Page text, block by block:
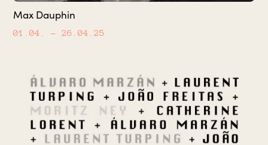
Max Dauphin
01.04. – 26.04.25